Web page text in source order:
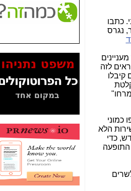
כתבו
נגרס
לזה
קיבלו
כמוני
הלא
כדי
התופעה
האם ביבי וקרא קבלו
בכלל תמורה עבור
ההטבות הרגולטוריות
המסמכים בנושא בזק-
Yes (תיק 4000)
מוכיחים "תפירת תיק"
לאיש הלא נכון! -כאן
עובדות ומסמכים
האם ביבי כשר
תקשורת עזר לקב'
בזק? -כאן
מה מקור ה-Fake
News שהביא לתפירת
תיק לביבי והעלמת
החשודים הנכונים -כאן